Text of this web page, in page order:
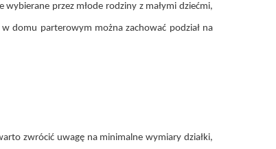
przez młode rodziny z małymi dziećmi,
domu parterowym można zachować podział na
zwrócić uwagę na minimalne wymiary działki,